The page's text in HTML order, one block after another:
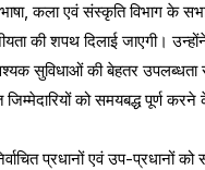
कला एवं संस्कृति विभाग के
की शपथ दिलाई जाएगी।
सुविधाओं की बेहतर उपलब्धता
को समयबद्ध पूर्ण करने
प्रधानों एवं उप-प्रधानों